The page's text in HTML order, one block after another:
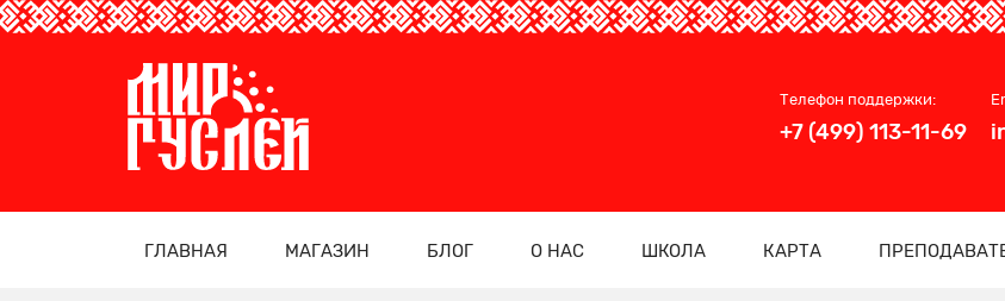
Телефон поддержки:
+7 (499) 113-11-69
ГЛАВНАЯ МАГАЗИН БЛОГ О НАС ШКОЛА КАРТА